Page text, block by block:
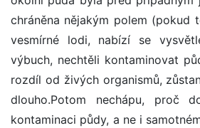
chráněna nějakým polem (pokud
vesmírné lodi, nabízí se
výbuch, nechtěli kontaminovat
rozdíl od živých organismů,
dlouho.Potom nechápu, proč
kontaminaci půdy, a ne i